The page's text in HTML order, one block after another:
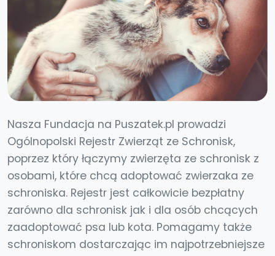
Nasza Fundacja na Puszatek.pl prowadzi
Ogólnopolski Rejestr Zwierząt ze Schronisk,
poprzez który łączymy zwierzęta ze schronisk z
osobami, które chcą adoptować zwierzaka ze
schroniska. Rejestr jest całkowicie bezpłatny
zarówno dla schronisk jak i dla osób chcących
zaadoptować psa lub kota. Pomagamy także
schroniskom dostarczając im najpotrzebniejsze